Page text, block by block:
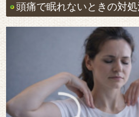
頭痛で眠れないときの対